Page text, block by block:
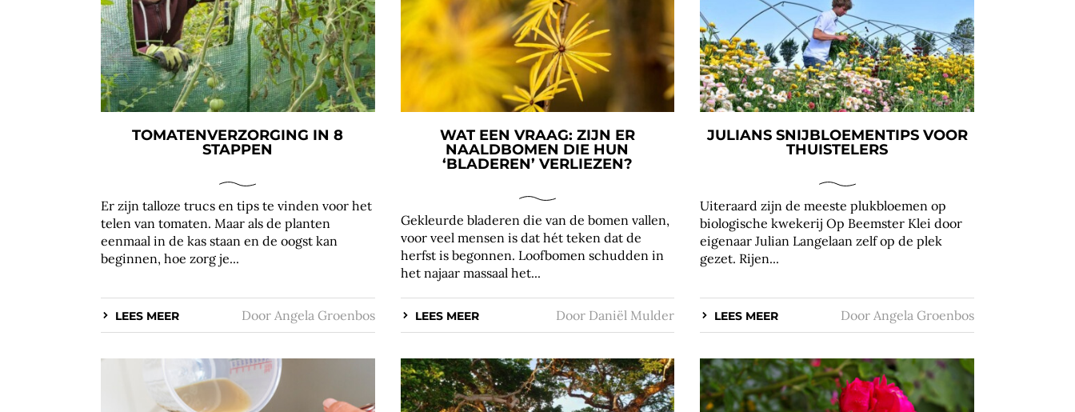
TOMATENVERZORGING IN 8
STAPPEN
Er zijn talloze trucs en tips te vinden voor het
telen van tomaten. Maar als de planten
eenmaal in de kas staan en de oogst kan
beginnen, hoe zorg je...
LEES MEER Door Angela Groenbos
WAT EEN VRAAG: ZIJN ER
NAALDBOMEN DIE HUN
‘BLADEREN’ VERLIEZEN?
Gekleurde bladeren die van de bomen vallen,
voor veel mensen is dat hét teken dat de
herfst is begonnen. Loofbomen schudden in
het najaar massaal het...
LEES MEER Door Daniël Mulder
JULIANS SNIJBLOEMENTIPS VOOR
THUISTELERS
Uiteraard zijn de meeste plukbloemen op
biologische kwekerij Op Beemster Klei door
eigenaar Julian Langelaan zelf op de plek
gezet. Rijen...
LEES MEER Door Angela Groenbos